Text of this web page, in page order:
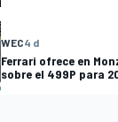
WEC4 d
Ferrari ofrece en
sobre el 499P para